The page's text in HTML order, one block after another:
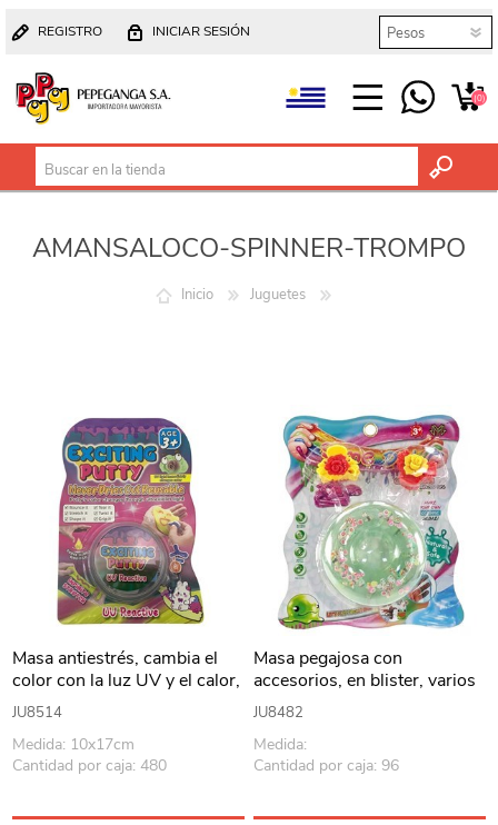
REGISTRO INICIAR SESIÓN
(0)
AMANSALOCO-SPINNER-TROMPO
Inicio Juguetes
Masa antiestrés, cambia el
color con la luz UV y el calor,
varios colores, 20g en blister
JU8514
Medida: 10x17cm
Cantidad por caja: 480
Masa pegajosa con
accesorios, en blister, varios
colores
JU8482
Medida:
Cantidad por caja: 96